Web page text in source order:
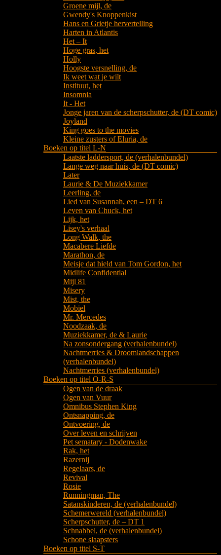
Groene mijl, de
Gwendy's Knoppenkist
Hans en Grietje hervertelling
Harten in Atlantis
Het – It
Hoge gras, het
Holly
Hoogste versnelling, de
Ik weet wat je wilt
Instituut, het
Insomnia
It - Het
Jonge jaren van de scherpschutter, de (DT comic)
Joyland
King goes to the movies
Kleine zusters of Eluria, de
Boeken op titel L-N
Laatste laddersport, de (verhalenbundel)
Lange weg naar huis, de (DT comic)
Later
Laurie & De Muziekkamer
Leerling, de
Lied van Susannah, een – DT 6
Leven van Chuck, het
Lijk, het
Lisey's verhaal
Long Walk, the
Macabere Liefde
Marathon, de
Meisje dat hield van Tom Gordon, het
Midlife Confidential
Mijl 81
Misery
Mist, the
Mobiel
Mr. Mercedes
Noodzaak, de
Muziekkamer, de & Laurie
Na zonsondergang (verhalenbundel)
Nachtmerries & Droomlandschappen
(verhalenbundel)
Nachtmerries (verhalenbundel)
Boeken op titel O-R-S
Ogen van de draak
Ogen van Vuur
Omnibus Stephen King
Ontsnapping, de
Ontvoering, de
Over leven en schrijven
Pet sematary - Dodenwake
Rak, het
Razernij
Regelaars, de
Revival
Rosie
Runningman, The
Satanskinderen, de (verhalenbundel)
Schemerwereld (verhalenbundel)
Scherpschutter, de – DT 1
Schnabbel, de (verhalenbundel)
Schone slaapsters
Boeken op titel S-T